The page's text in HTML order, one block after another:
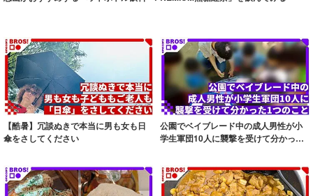
【酷暑】冗談ぬきで本当に男も女も日
傘をさしてください
公園でベイブレード中の成人男性が小
学生軍団10人に襲撃を受けて分かった1